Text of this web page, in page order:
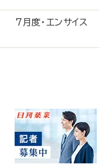
7月度・エンサイス